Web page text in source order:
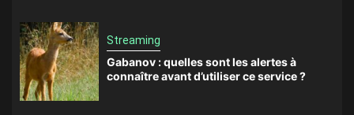
Streaming
Gabanov : quelles sont les alertes à
connaître avant d’utiliser ce service ?